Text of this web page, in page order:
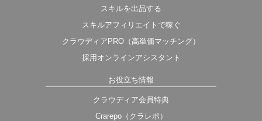
スキルを出品する
スキルアフィリエイトで稼ぐ
クラウディアPRO（高単価マッチング）
採用オンラインアシスタント
お役立ち情報
クラウディア会員特典
Crarepo（クラレポ）